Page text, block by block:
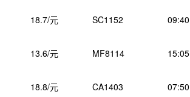
18.7/元 SC1152 09:40
13.6/元 MF8114 15:05
18.8/元 CA1403 07:50